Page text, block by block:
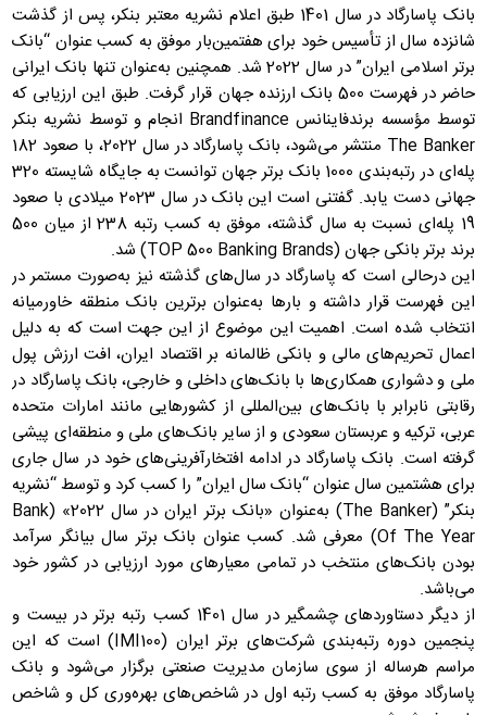
بانک پاسارگاد در سال 1401 طبق اعلام نشریه معتبر بنکر، پس از گذشت
شانزده سال از تأسیس خود برای هفتمین‌بار موفق به کسب ‌عنوان “بانک
برتر اسلامی ایران” در سال 2022 شد. همچنین به‌عنوان تنها بانک ایرانی
حاضر در فهرست 500 بانک ارزنده جهان قرار گرفت. طبق این ارزیابی که
توسط مؤسسه برندفاینانس Brandfinance انجام و توسط نشریه بنکر
The Banker منتشر می‌شود، بانک پاسارگاد در سال 2022، با صعود 182
پله‌ای در رتبه‌بندی 1000 بانک برتر جهان توانست به جایگاه شایسته 320
جهانی دست یابد. گفتنی است این بانک در سال 2023 میلادی با صعود
19 پله‌ای نسبت به سال گذشته، موفق به کسب رتبه 238 از میان 500
برند برتر بانکی جهان (TOP 500 Banking Brands) شد.
این درحالی است که پاسارگاد در سال‌های گذشته نیز به‌صورت مستمر در
این فهرست قرار داشته و بارها به‌عنوان برترین بانک منطقه خاورمیانه
انتخاب شده است. اهمیت این موضوع از این جهت است که به دلیل
اعمال تحریم‌های مالی و بانکی ظالمانه بر اقتصاد ایران، افت ارزش پول
ملی و دشواری همکاری‌ها با بانک‌های داخلی و خارجی، بانک پاسارگاد در
رقابتی نابرابر با بانک‌های بین‌المللی از کشورهایی مانند امارات متحده
عربی، ترکیه و عربستان سعودی و از سایر بانک‌های ملی و منطقه‌ای پیشی
گرفته است. بانک پاسارگاد در ادامه افتخارآفرینی‌های خود در سال جاری
برای هشتمین سال عنوان “بانک سال ایران” را کسب کرد و توسط “نشریه
بنکر” (The Banker) به‌عنوان «بانک برتر ایران در سال 2022» (Bank
Of The Year) معرفی شد. کسب عنوان بانک برتر سال بیانگر سرآمد
بودن بانک‌های منتخب در تمامی معیارهای مورد ارزیابی در کشور خود
می‌باشد.
از دیگر دستاوردهای چشمگیر در سال 1401 کسب رتبه برتر در بیست و
پنجمین دوره رتبه‌بندی شرکت‌های برتر ایران (IMI100) است که این
مراسم هرساله از سوی سازمان مدیریت صنعتی برگزار می‌شود و بانک
پاسارگاد موفق به کسب رتبه اول در شاخص‌های بهره‌وری کل و شاخص